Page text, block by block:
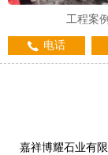
工程案例
电话
嘉祥博耀石业有